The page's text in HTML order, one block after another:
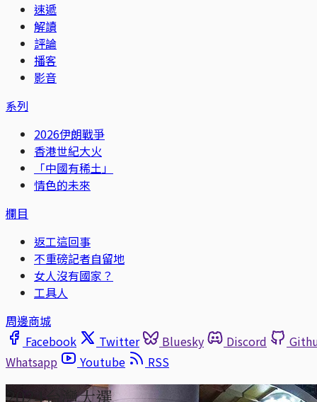
速遞
解讀
評論
播客
影音
系列
2026伊朗戰爭
香港世紀大火
「中國有稀土」
情色的未來
欄目
返工這回事
不重磅記者自留地
女人沒有國家？
工具人
周邊商城
Facebook
Twitter Bluesky Discord
Whatsapp
Youtube RSS
2024台灣大選